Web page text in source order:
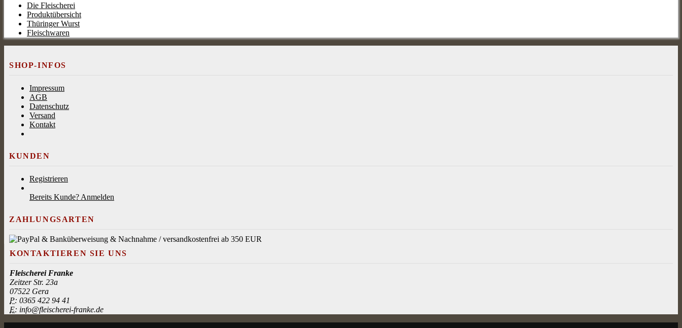
Die Fleischerei
Produktübersicht
Thüringer Wurst
Fleischwaren
SHOP-INFOS
Impressum
AGB
Datenschutz
Versand
Kontakt
KUNDEN
Registrieren
Bereits Kunde? Anmelden
ZAHLUNGSARTEN
KONTAKTIEREN SIE UNS
Fleischerei Franke
Zeitzer Str. 23a
07522 Gera
P: 0365 422 94 41
E: info@fleischerei-franke.de